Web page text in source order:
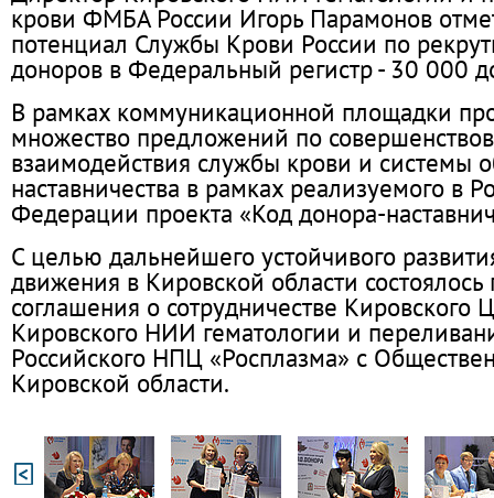
крови ФМБА России Игорь Парамонов
потенциал Службы Крови России по
доноров в Федеральный регистр - 30 000
В рамках коммуникационной площадки
множество предложений по
взаимодействия службы крови и системы
наставничества в рамках реализуемого в
Федерации проекта «Код донора-
С целью дальнейшего устойчивого
движения в Кировской области
соглашения о сотрудничестве Кировского
Кировского НИИ гематологии и
Российского НПЦ «Росплазма» с
Кировской области.